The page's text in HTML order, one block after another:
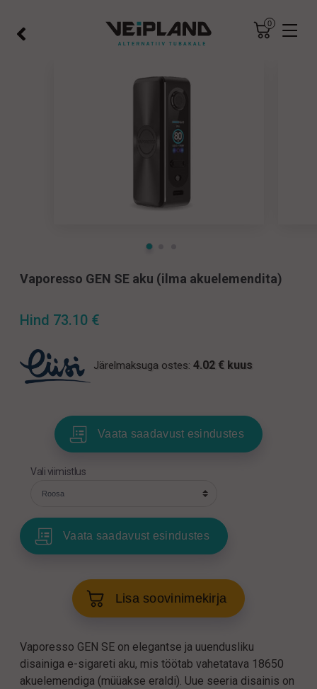
0 ×
Vaporesso GEN SE aku (ilma akuelemendita)
Hind 73.10 €
Järelmaksuga ostes: 4.02 € kuus
Vaata saadavust esindustes
Vali viimistlus
Vaata saadavust esindustes
Lisa soovinimekirja
Vaporesso GEN SE on elegantse ja uuendusliku
disainiga e-sigareti aku, mis töötab vahetatava 18650
akuelemendiga (müüakse eraldi). Uue seeria disainis on
×